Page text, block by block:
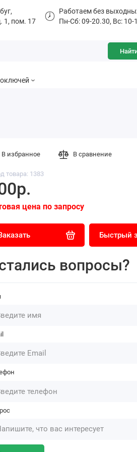
1, пом. 17
Работаем без
Пн-Сб: 09-20.30, Вс: 10-
товара: 1383
цена по запросу
Быстрый
вопросы?
В избранное В сравнение